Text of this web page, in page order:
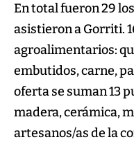
En total fueron 29
asistieron a Gorriti.
agroalimentarios:
embutidos, carne,
oferta se suman 13
madera, cerámica,
artesanos/as de la